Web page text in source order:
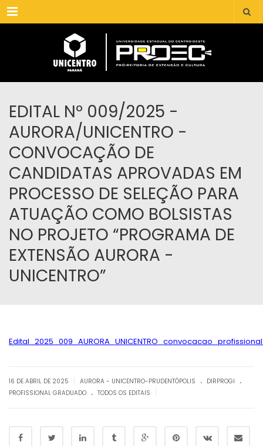
Menu
EDITAL Nº 009/2025 -
AURORA/UNICENTRO -
CONVOCAÇÃO DE
CANDIDATAS APROVADAS EM
PROCESSO DE SELEÇÃO PARA
ATUAÇÃO COMO BOLSISTAS
NO PROJETO “PROGRAMA DE
EXTENSÃO AURORA -
UNICENTRO”
16 DE ABRIL DE 2025 AURORA - UNICENTRO-PRUDENTÓPOLIS . DIRPROGI .
PROFISSIONAL GRADUADO . TODOS OS EDITAIS